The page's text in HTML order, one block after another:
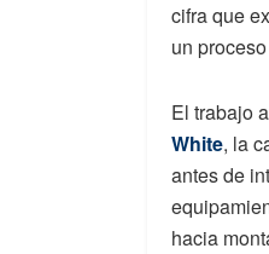
cifra que
un
El trabajo
White, la
antes de
hacia